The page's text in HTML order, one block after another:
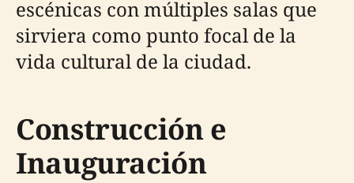
escénicas con múltiples salas que
sirviera como punto focal de la
vida cultural de la ciudad.
Construcción e
Inauguración